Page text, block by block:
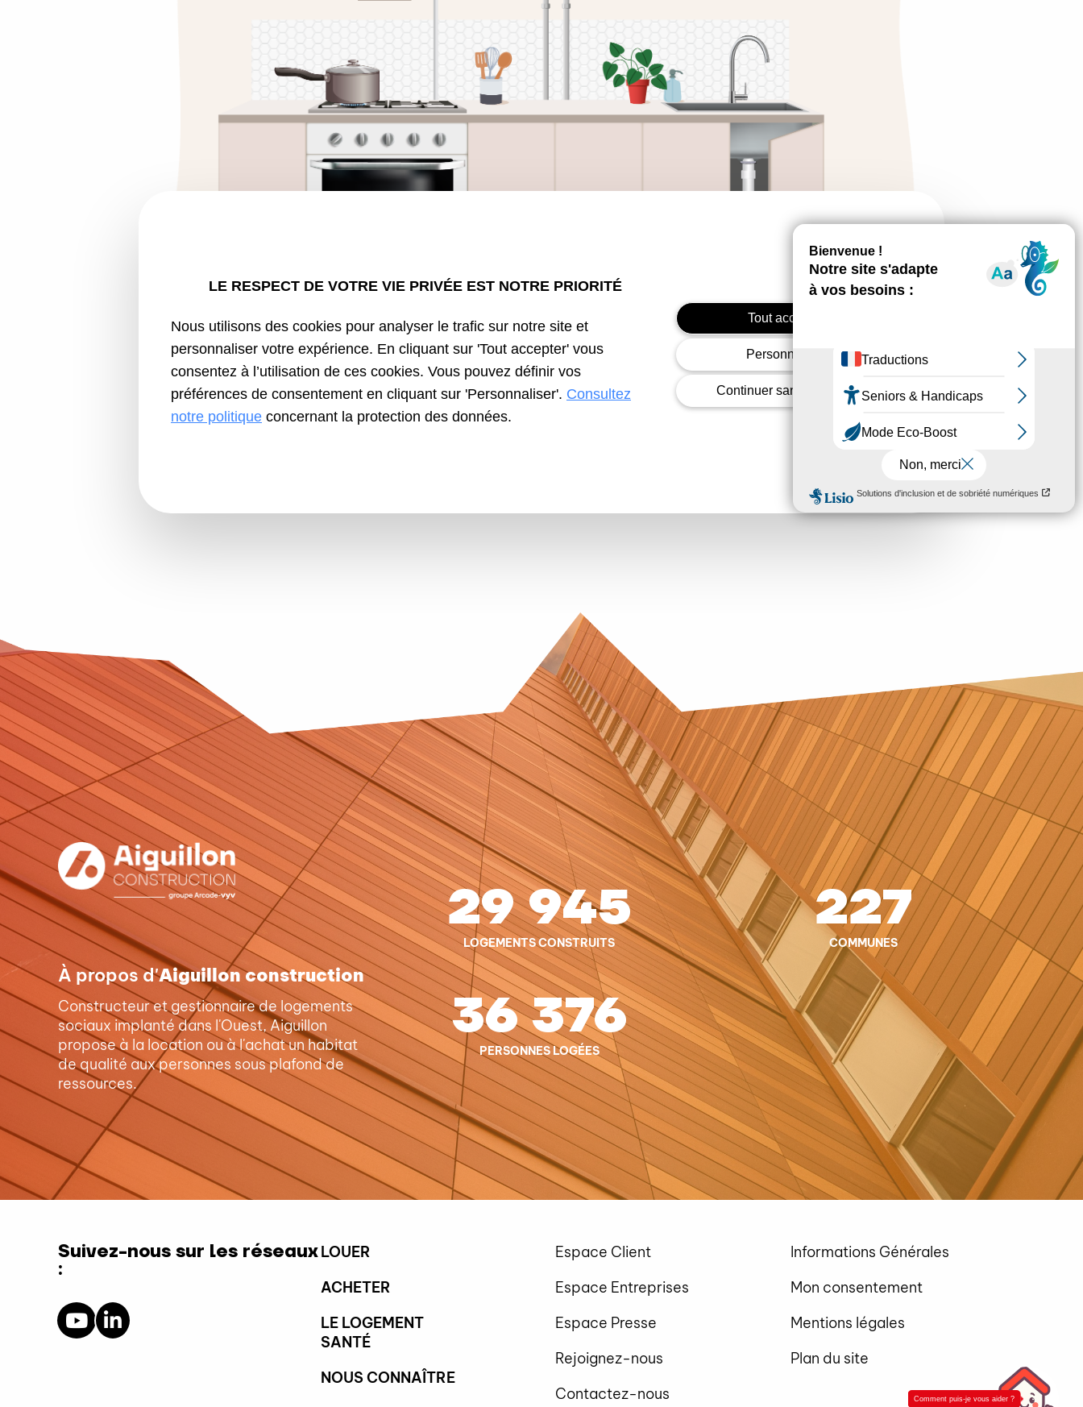
Entretien de la cuisine :
– La chaudière, le thermostat, le conduit VMC, l’entretien de l’évier, du compteur d’eau et du robinet de la
À propos d'Aiguillon construction
Constructeur et gestionnaire de logements
sociaux implanté dans l'Ouest, Aiguillon
propose à la location ou à l'achat un habitat
de qualité aux personnes sous plafond de
ressources.
29 945
LOGEMENTS CONSTRUITS
227
COMMUNES
36 376
PERSONNES LOGÉES
Suivez-nous sur les réseaux
:
LOUER
ACHETER
LE LOGEMENT
SANTÉ
NOUS CONNAÎTRE
Espace Client
Espace Entreprises
Espace Presse
Rejoignez-nous
Contactez-nous
Informations Générales
Mon consentement
Mentions légales
Plan du site
Comment puis-je vous aider ?
LE RESPECT DE VOTRE VIE PRIVÉE EST NOTRE PRIORITÉ
Nous utilisons des cookies pour analyser le trafic sur notre site et
personnaliser votre expérience. En cliquant sur 'Tout accepter' vous
consentez à l’utilisation de ces cookies. Vous pouvez définir vos
préférences de consentement en cliquant sur 'Personnaliser'. Consultez
notre politique concernant la protection des données.
Tout accepter
Personnaliser
Continuer sans accepter